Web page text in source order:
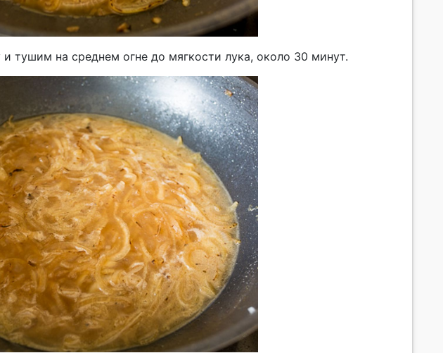
тушим на среднем огне до мягкости лука, около 30 минут.